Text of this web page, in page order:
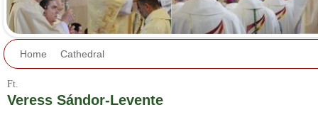
Home Cathedral
Ft.
Veress Sándor-Levente